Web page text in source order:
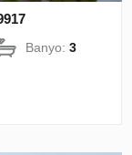
Banyo:3